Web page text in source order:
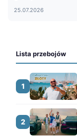
25.07.2026
Lista przebojów
1
2